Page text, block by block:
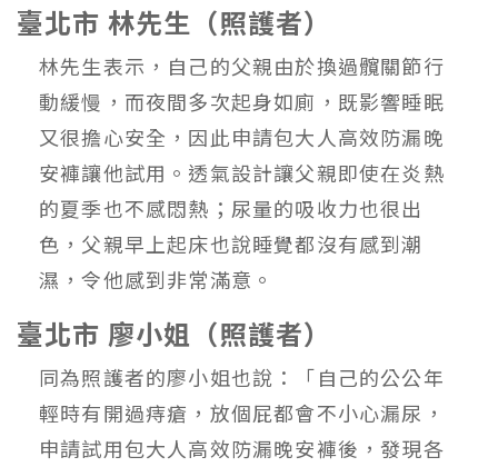
臺北市 林先生（照護者）
林先生表示，自己的父親由於換過髖關節行
動緩慢，而夜間多次起身如廁，既影響睡眠
又很擔心安全，因此申請包大人高效防漏晚
安褲讓他試用。透氣設計讓父親即使在炎熱
的夏季也不感悶熱；尿量的吸收力也很出
色，父親早上起床也說睡覺都沒有感到潮
濕，令他感到非常滿意。
臺北市 廖小姐（照護者）
同為照護者的廖小姐也說：「自己的公公年
輕時有開過痔瘡，放個屁都會不小心漏尿，
申請試用包大人高效防漏晚安褲後，發現各